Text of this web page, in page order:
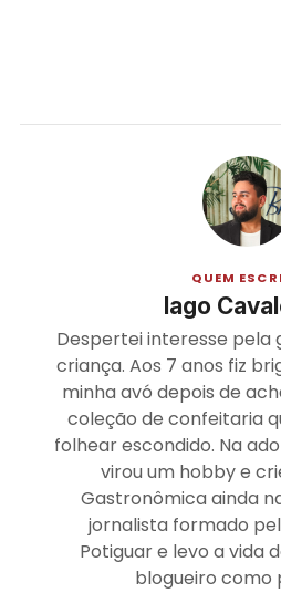
QUEM
Iago
Despertei interesse pela
criança. Aos 7 anos fiz
minha avó depois de
coleção de confeitaria
folhear escondido. Na
virou um hobby e
Gastronômica ainda
jornalista formado
Potiguar e levo a vida
blogueiro como